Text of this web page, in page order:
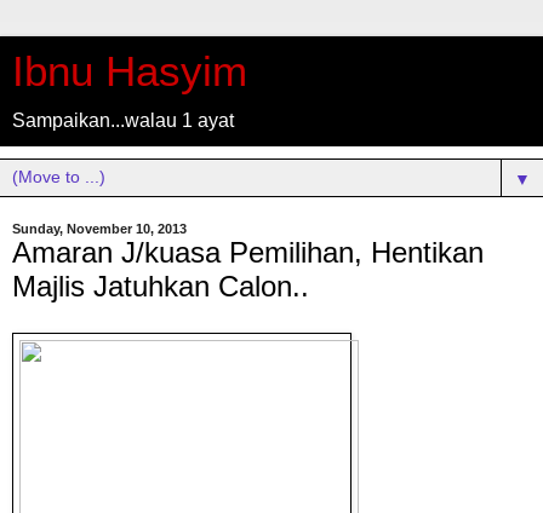
Ibnu Hasyim
Sampaikan...walau 1 ayat
▼
Sunday, November 10, 2013
Amaran J/kuasa Pemilihan, Hentikan
Majlis Jatuhkan Calon..